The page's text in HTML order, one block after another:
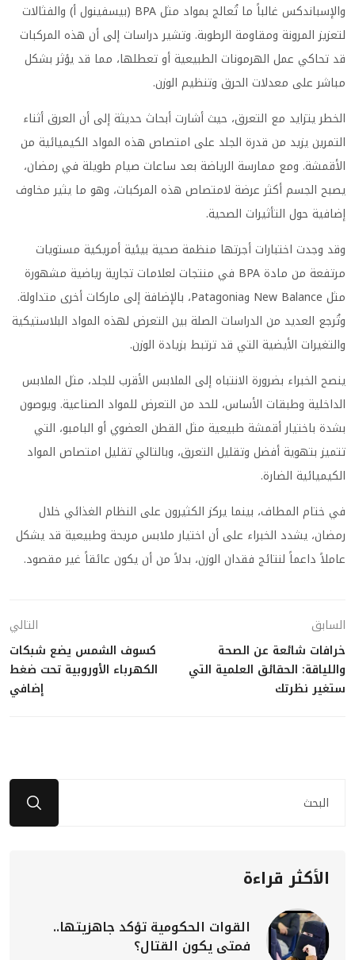
والإسباندكس غالباً ما تُعالج بمواد مثل BPA (بيسفينول أ) والفثالات
لتعزيز المرونة ومقاومة الرطوبة. وتشير دراسات إلى أن هذه المركبات
قد تحاكي عمل الهرمونات الطبيعية أو تعطلها، مما قد يؤثر بشكل
مباشر على معدلات الحرق وتنظيم الوزن.
الخطر يتزايد مع التعرق، حيث أشارت أبحاث حديثة إلى أن العرق أثناء
التمرين يزيد من قدرة الجلد على امتصاص هذه المواد الكيميائية من
الأقمشة. ومع ممارسة الرياضة بعد ساعات صيام طويلة في رمضان،
يصبح الجسم أكثر عرضة لامتصاص هذه المركبات، وهو ما يثير مخاوف
إضافية حول التأثيرات الصحية.
وقد وجدت اختبارات أجرتها منظمة صحية بيئية أمريكية مستويات
مرتفعة من مادة BPA في منتجات لعلامات تجارية رياضية مشهورة
مثل New Balance وPatagonia، بالإضافة إلى ماركات أخرى متداولة.
وتُرجع العديد من الدراسات الصلة بين التعرض لهذه المواد البلاستيكية
والتغيرات الأيضية التي قد ترتبط بزيادة الوزن.
ينصح الخبراء بضرورة الانتباه إلى الملابس الأقرب للجلد، مثل الملابس
الداخلية وطبقات الأساس، للحد من التعرض للمواد الصناعية. ويوصون
بشدة باختيار أقمشة طبيعية مثل القطن العضوي أو البامبو، التي
تتميز بتهوية أفضل وتقليل التعرق، وبالتالي تقليل امتصاص المواد
الكيميائية الضارة.
في ختام المطاف، بينما يركز الكثيرون على النظام الغذائي خلال
رمضان، يشدد الخبراء على أن اختيار ملابس مريحة وطبيعية قد يشكل
عاملاً داعماً لنتائج فقدان الوزن، بدلاً من أن يكون عائقاً غير مقصود.
السابق
خرافات شائعة عن الصحة
واللياقة: الحقائق العلمية التي
ستغير نظرتك
التالي
كسوف الشمس يضع شبكات
الكهرباء الأوروبية تحت ضغط
إضافي
الأكثر قراءة
القوات الحكومية تؤكد جاهزيتها..
فمتى يكون القتال؟